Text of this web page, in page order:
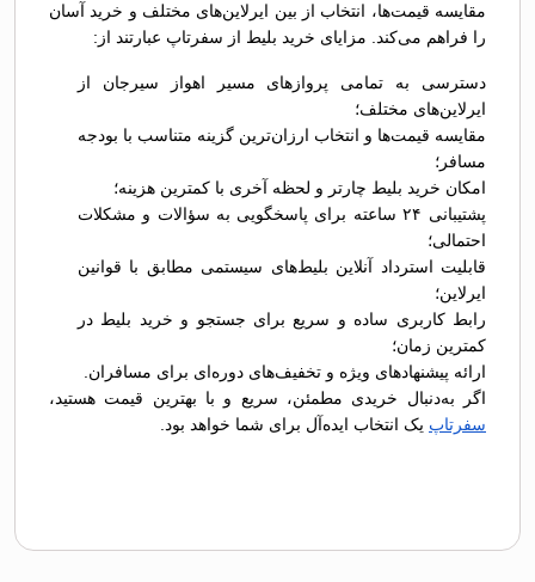
مقایسه قیمت‌ها، انتخاب از بین ایرلاین‌های مختلف و خرید آسان
را فراهم می‌کند. مزایای خرید بلیط از سفرتاپ عبارتند از:
دسترسی به تمامی پروازهای مسیر اهواز سیرجان از
ایرلاین‌های مختلف؛
مقایسه قیمت‌ها و انتخاب ارزان‌ترین گزینه متناسب با بودجه
مسافر؛
امکان خرید بلیط چارتر و لحظه آخری با کمترین هزینه؛
پشتیبانی ۲۴ ساعته برای پاسخگویی به سؤالات و مشکلات
احتمالی؛
قابلیت استرداد آنلاین بلیط‌های سیستمی مطابق با قوانین
ایرلاین؛
رابط کاربری ساده و سریع برای جستجو و خرید بلیط در
کمترین زمان؛
ارائه پیشنهادهای ویژه و تخفیف‌های دوره‌ای برای مسافران.
اگر به‌دنبال خریدی مطمئن، سریع و با بهترین قیمت هستید،
سفرتاپ یک انتخاب ایده‌آل برای شما خواهد بود.